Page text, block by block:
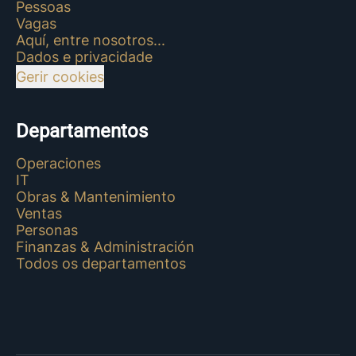
Pessoas
Vagas
Aquí, entre nosotros...
Dados e privacidade
Gerir cookies
Departamentos
Operaciones
IT
Obras & Mantenimiento
Ventas
Personas
Finanzas & Administración
Todos os departamentos